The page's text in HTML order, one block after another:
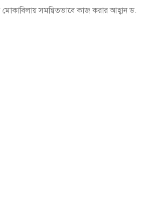
মোকাবিলায় সমন্বিতভাবে কাজ করার আহ্বান ড.